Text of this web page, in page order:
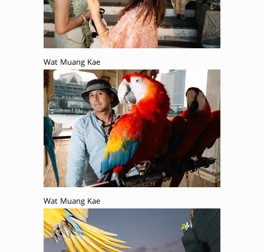
Wat Muang Kae
Wat Muang Kae